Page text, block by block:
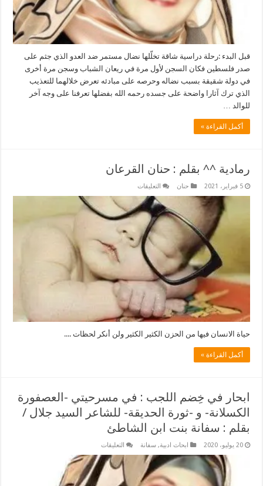
قبل البدء :رحلة دراسية شاقة تخلّلها نضال مستمر ضد العدو الذي جثم على
صدر فلسطين فكان السجن لأول مرة في ريعان الشباب وسجن مرة أخرى
في دولة شقيقة بسبب نضاله وحرصه على مبادئه تعرض خلالهما للتعذيب
الذي ترك آثارا واضحة على جسده رحمه الله بفضلها تعرفنا على وجه آخر
للوالد …
أكمل القراءة »
رمادية ^^ بقلم : حنان القرعان
5 فبراير، 2021 حنان التعليقات
بقلم
:
القرعان
مغلقة
حياة الانسان فيها من الحزن الكثير الكثير ولن أنكر لحظات ....
أكمل القراءة »
ابحار في خِضم اللجب : في مسرحيتي -العصفورة
الكسلانة- و -ثورة الحديقة- للشاعر السيد جلال /
بقلم : سفانة بنت ابن الشاطئ
20 يوليو، 2020 ابحاث ادبية,سفانة التعليقات
في
خِضم
اللجب